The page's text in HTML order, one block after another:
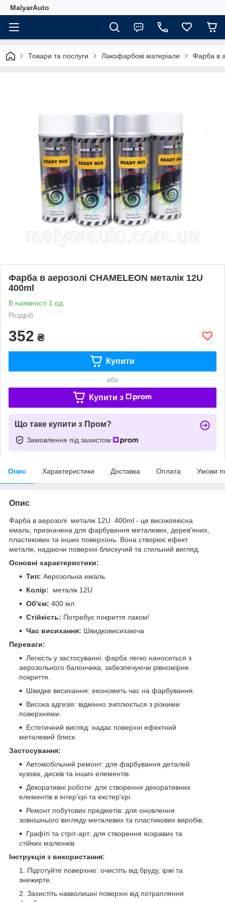
MalyarAuto
Товари та послуги Лакофарбові матеріали Фарба в
Фарба в аерозолі CHAMELEON металік 12U
400ml
В наявності 1 од.
Роздріб
352 ₴
Купити
або
Купити з
Що таке купити з Пром?
Замовлення під захистом
Опис Характеристики Доставка Оплата Умови
Опис
Фарба в аерозолі металік 12U 400ml - це високоякісна
емаль, призначена для фарбування металевих, дерев'яних,
пластикових та інших поверхонь. Вона створює ефект
металік, надаючи поверхні блискучий та стильний вигляд.
Основні характеристики:
Тип: Аерозольна емаль
Колір: металік 12U
Об'єм: 400 мл
Стійкість: Потребує покриття лаком!
Час висихання: Швидковисихаюча
Переваги:
Легкість у застосуванні: фарба легко наноситься з
аерозольного балончика, забезпечуючи рівномірне
покриття.
Швидке висихання: економить час на фарбування.
Висока адгезія: відмінно зчіплюється з різними
поверхнями.
Естетичний вигляд: надає поверхні ефектний
металевий блиск.
Застосування:
Автомобільний ремонт: для фарбування деталей
кузова, дисків та інших елементів.
Декоративні роботи: для створення декоративних
елементів в інтер'єрі та екстер'єрі.
Ремонт побутових предметів: для оновлення
зовнішнього вигляду металевих та пластикових виробів.
Графіті та стріт-арт: для створення яскравих та
стійких малюнків.
Інструкція з використання:
Підготуйте поверхню: очистіть від бруду, іржі та
знежирте.
Захистіть навколишні поверхні від потрапляння